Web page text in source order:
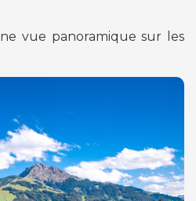
vue panoramique sur les